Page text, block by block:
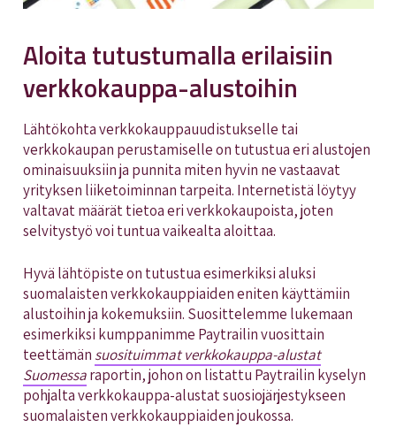
Aloita tutustumalla erilaisiin
verkkokauppa-alustoihin
Lähtökohta verkkokauppauudistukselle tai
verkkokaupan perustamiselle on tutustua eri alustojen
ominaisuuksiin ja punnita miten hyvin ne vastaavat
yrityksen liiketoiminnan tarpeita. Internetistä löytyy
valtavat määrät tietoa eri verkkokaupoista, joten
selvitystyö voi tuntua vaikealta aloittaa.
Hyvä lähtöpiste on tutustua esimerkiksi aluksi
suomalaisten verkkokauppiaiden eniten käyttämiin
alustoihin ja kokemuksiin. Suosittelemme lukemaan
esimerkiksi kumppanimme Paytrailin vuosittain
teettämän suosituimmat verkkokauppa-alustat
Suomessaraportin, johon on listattu Paytrailin kyselyn
pohjalta verkkokauppa-alustat suosiojärjestykseen
suomalaisten verkkokauppiaiden joukossa.